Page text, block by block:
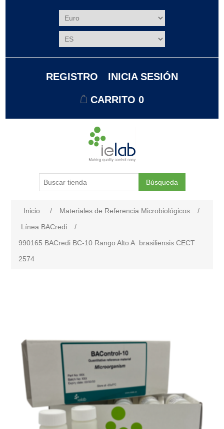
REGISTRO INICIA SESIÓN
CARRITO 0
Búsqueda
Inicio / Materiales de Referencia Microbiológicos
/
Línea BACredi
/
990165 BACredi BC-10 Rango Alto A. brasiliensis CECT
2574